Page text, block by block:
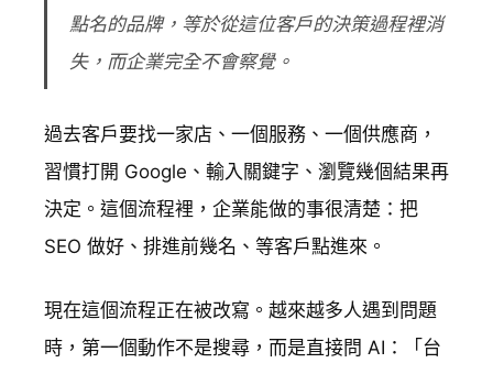
點名的品牌，等於從這位客戶的決策過程裡消
失，而企業完全不會察覺。
過去客戶要找一家店、一個服務、一個供應商，
習慣打開 Google、輸入關鍵字、瀏覽幾個結果再
決定。這個流程裡，企業能做的事很清楚：把
SEO 做好、排進前幾名、等客戶點進來。
現在這個流程正在被改寫。越來越多人遇到問題
時，第一個動作不是搜尋，而是直接問 AI：「台